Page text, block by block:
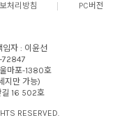
처리방침 PC버전
임자 : 이윤선
72847
마포-1380호
지만 가능)
길 16 502호
RESERVED.